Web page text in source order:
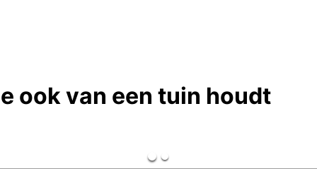
ook van een tuin houdt